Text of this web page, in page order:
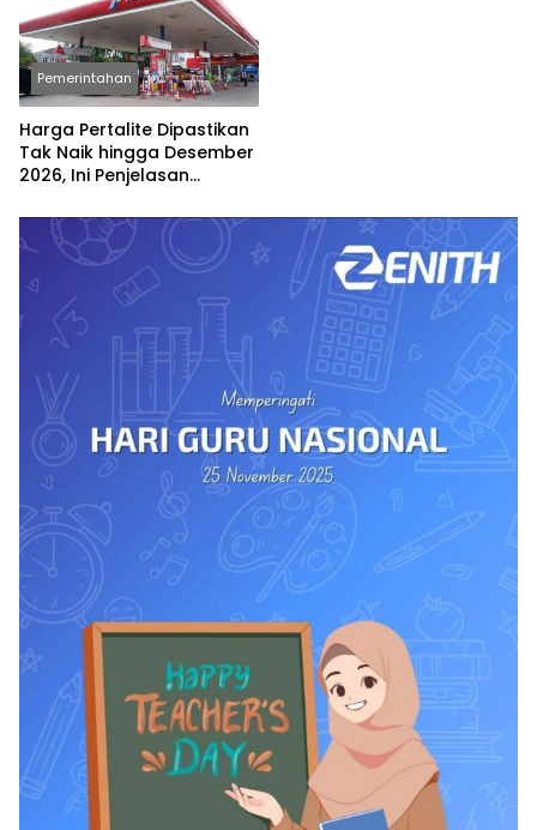
Pemerintahan
Harga Pertalite Dipastikan
Tak Naik hingga Desember
2026, Ini Penjelasan